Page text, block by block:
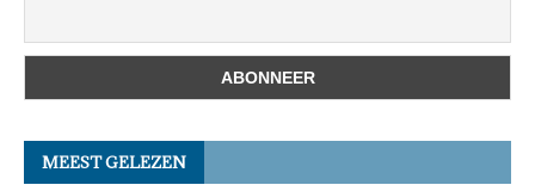
MEEST GELEZEN